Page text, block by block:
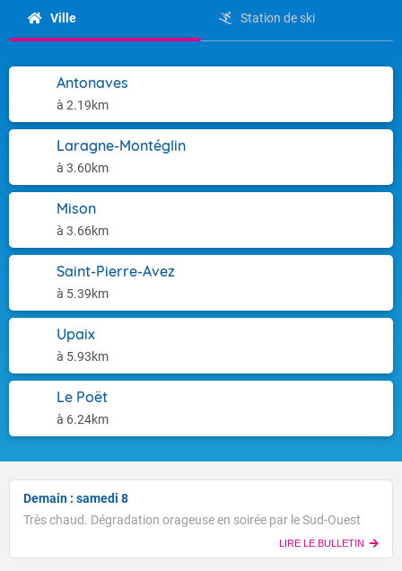
Ville Station de ski
Antonaves
à 2.19km
Laragne-Montéglin
à 3.60km
Mison
à 3.66km
Saint-Pierre-Avez
à 5.39km
Upaix
à 5.93km
Le Poët
à 6.24km
Demain : samedi 8
Très chaud. Dégradation orageuse en soirée par le Sud-Ouest
LIRE LE BULLETIN